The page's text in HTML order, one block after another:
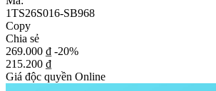
1TS26S016-SB968
Copy
Chia sẻ
269.000 ₫ -20%
215.200 ₫
Giá độc quyền Online